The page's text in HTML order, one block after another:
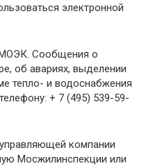
электронной
Сообщения о
об авариях, выделении
тепло- и водоснабжения
+ 7 (495) 539-59-
компании
Мосжилинспекции или